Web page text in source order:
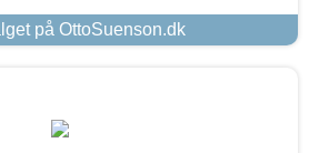
på OttoSuenson.dk